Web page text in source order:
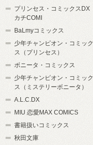
プリンセス・コミックスDX
カチCOMI
BaLmyコミックス
少年チャンピオン・コミック
ス（プリンセス）
ボニータ・コミックス
少年チャンピオン・コミック
ス（ミステリーボニータ）
A.L.C.DX
MIU 恋愛MAX COMICS
書籍扱いコミックス
秋田文庫